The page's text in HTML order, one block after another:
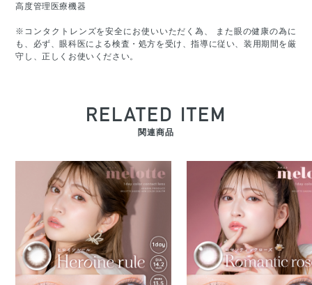
高度管理医療機器
※コンタクトレンズを安全にお使いいただく為、 また眼の健康の為に
も、必ず、眼科医による検査・処方を受け、指導に従い、装用期間を厳
守し、正しくお使いください。
RELATED ITEM
関連商品